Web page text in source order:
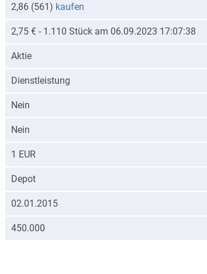
2,86 (561) kaufen
2,75 € - 1.110 Stück am 06.09.2023 17:07:38
Aktie
Dienstleistung
Nein
Nein
1 EUR
Depot
02.01.2015
450.000